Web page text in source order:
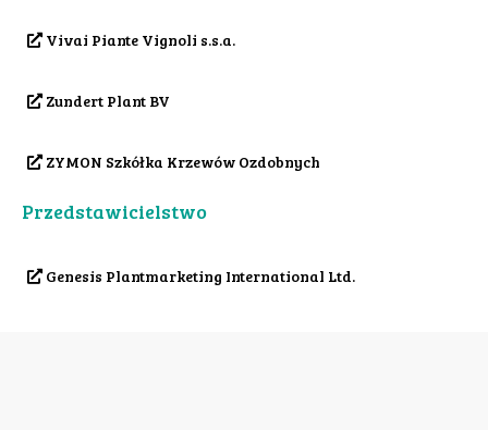
Vivai Piante Vignoli s.s.a.
Zundert Plant BV
ZYMON Szkółka Krzewów Ozdobnych
Przedstawicielstwo
Genesis Plantmarketing International Ltd.